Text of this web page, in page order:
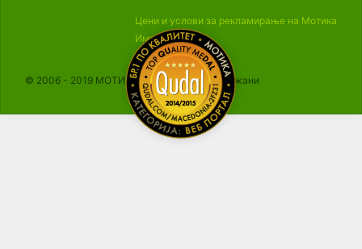
Цени и услови за рекламирање на Мотика
Импресум
© 2006 - 2019 МОТИКА, Сите права се задржани